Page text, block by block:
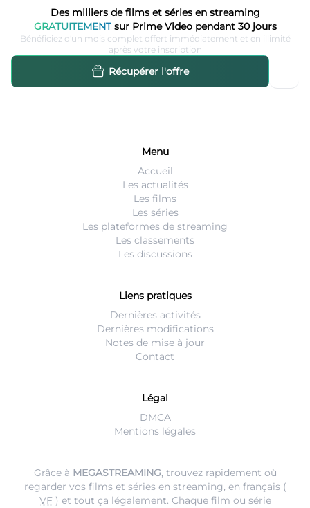
Des milliers de films et séries en streaming
GRATUITEMENTsur Prime Video pendant 30 jours
Bénéficiez d'un mois complet offert immédiatement et en illimité
après votre inscription
Récupérer l'offre
Menu
Accueil
Les actualités
Les films
Les séries
Les plateformes de streaming
Les classements
Les discussions
Liens pratiques
Dernières activités
Dernières modifications
Notes de mise à jour
Contact
Légal
DMCA
Mentions légales
Grâce à MEGASTREAMING, trouvez rapidement où
regarder vos films et séries en streaming, en français (
VF) et tout ça légalement. Chaque film ou série